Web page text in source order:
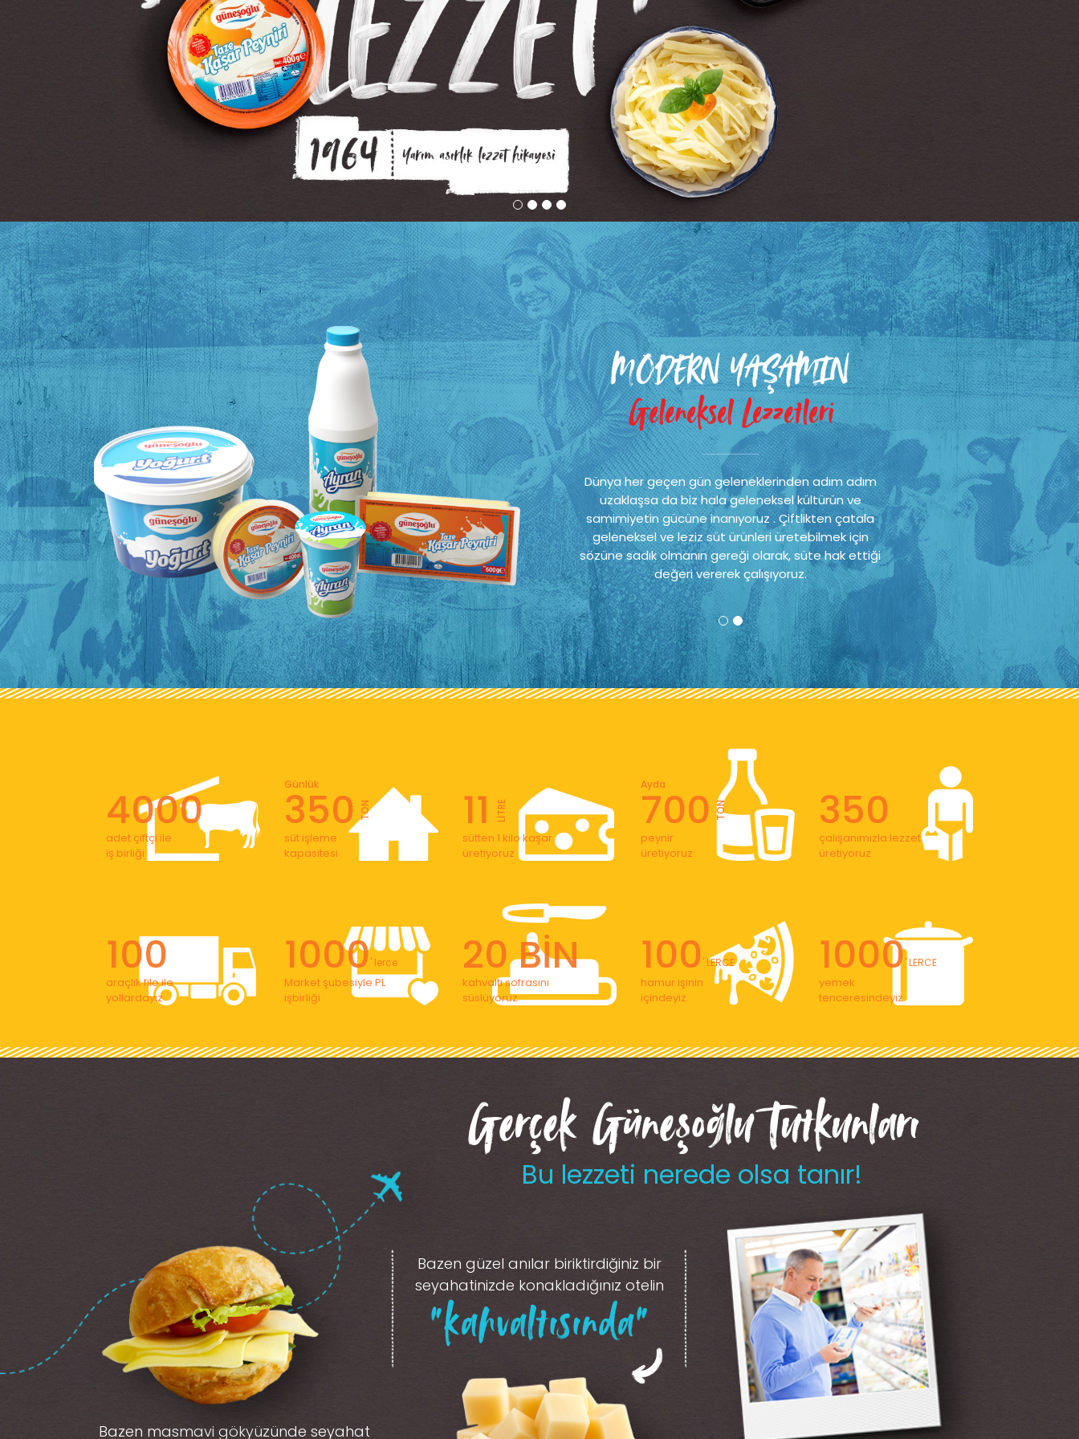
MODERN YAŞAMIN
Geleneksel Lezzetleri
Dünya her geçen gün geleneklerinden adım adım
uzaklaşsa da biz hala geleneksel kültürün ve
samimiyetin gücüne inanıyoruz . Çiftlikten çatala
geleneksel ve leziz süt ürünleri üretebilmek için
sözüne sadık olmanın gereği olarak, süte hak ettiği
değeri vererek çalışıyoruz.
4000
adet çiftçi ile
iş birliği
350
Günlük
TON
süt işleme
kapasitesi
11 LİTRE
sütten 1 kilo kaşar
üretiyoruz
700
Ayda
TON
peynir
üretiyoruz
350
çalışanımızla lezzet
üretiyoruz
100
araçlık filo ile
yollardayız
1000' lerce
Market şubesiyle PL
işbirliği
20 BİN
kahvaltı sofrasını
süslüyoruz
100' LERCE
hamur işinin
içindeyiz
1000' LERCE
yemek
tenceresindeyiz
Gerçek Güneşoğlu Tutkunları
Bu lezzeti nerede olsa tanır!
Bazen masmavi gökyüzünde seyahat
Bazen güzel anılar biriktirdiğiniz bir
seyahatinizde konakladığınız otelin
“kahvaltısında”